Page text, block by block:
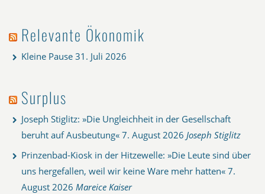
Relevante Ökonomik
Kleine Pause 31. Juli 2026
Surplus
Joseph Stiglitz: »Die Ungleichheit in der Gesellschaft
beruht auf Ausbeutung« 7. August 2026 Joseph Stiglitz
Prinzenbad-Kiosk in der Hitzewelle: »Die Leute sind über
uns hergefallen, weil wir keine Ware mehr hatten« 7.
August 2026 Mareice Kaiser